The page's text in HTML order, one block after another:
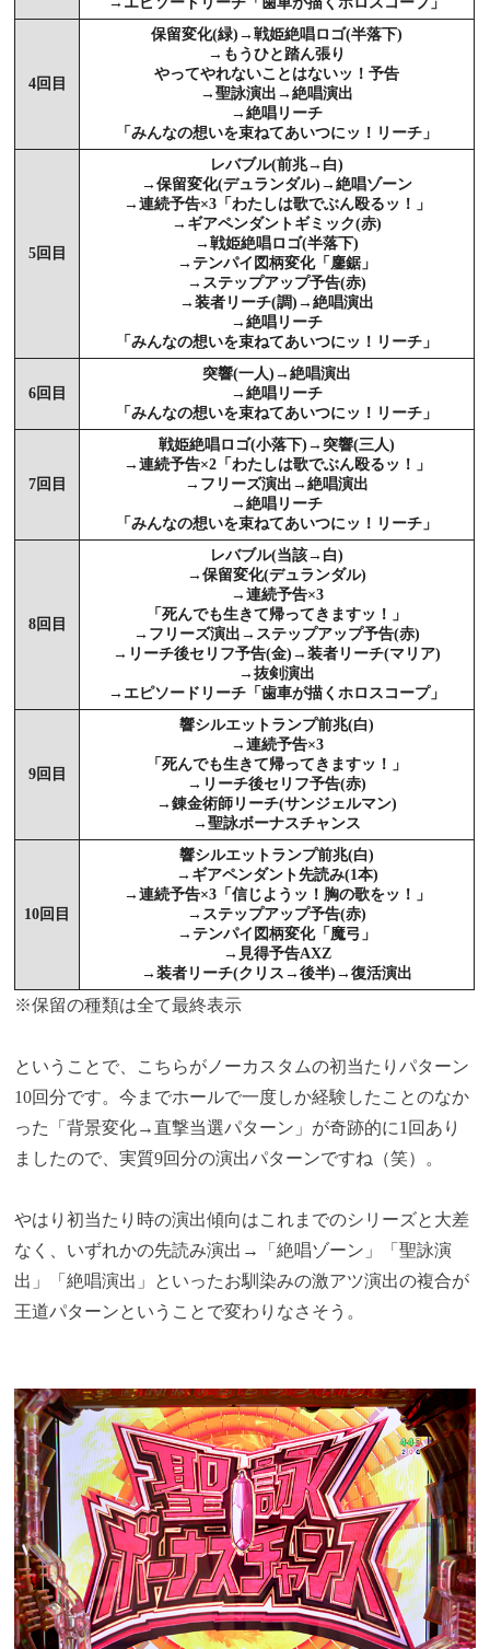
4回目
保留変化(緑)→戦姫絶唱ロゴ(半落下)
→もうひと踏ん張り
やってやれないことはないッ！予告
→聖詠演出→絶唱演出
→絶唱リーチ
「みんなの想いを束ねてあいつにッ！リーチ」
5回目
レバブル(前兆→白)
→保留変化(デュランダル)→絶唱ゾーン
→連続予告×3「わたしは歌でぶん殴るッ！」
→ギアペンダントギミック(赤)
→戦姫絶唱ロゴ(半落下)
→テンパイ図柄変化「鏖鋸」
→ステップアップ予告(赤)
→装者リーチ(調)→絶唱演出
→絶唱リーチ
「みんなの想いを束ねてあいつにッ！リーチ」
6回目
突響(一人)→絶唱演出
→絶唱リーチ
「みんなの想いを束ねてあいつにッ！リーチ」
7回目
戦姫絶唱ロゴ(小落下)→突響(三人)
→連続予告×2「わたしは歌でぶん殴るッ！」
→フリーズ演出→絶唱演出
→絶唱リーチ
「みんなの想いを束ねてあいつにッ！リーチ」
8回目
レバブル(当該→白)
→保留変化(デュランダル)
→連続予告×3
「死んでも生きて帰ってきますッ！」
→フリーズ演出→ステップアップ予告(赤)
→リーチ後セリフ予告(金)→装者リーチ(マリア)
→抜剣演出
→エピソードリーチ「歯車が描くホロスコープ」
9回目
響シルエットランプ前兆(白)
→連続予告×3
「死んでも生きて帰ってきますッ！」
→リーチ後セリフ予告(赤)
→錬金術師リーチ(サンジェルマン)
→聖詠ボーナスチャンス
10回目
響シルエットランプ前兆(白)
→ギアペンダント先読み(1本)
→連続予告×3「信じようッ！胸の歌をッ！」
→ステップアップ予告(赤)
→テンパイ図柄変化「魔弓」
→見得予告AXZ
→装者リーチ(クリス→後半)→復活演出
※保留の種類は全て最終表示
ということで、 こちらがノーカスタムの初当たりパターン
10回分です。今までホールで一度しか経験したことのなか
った「背景変化→直撃当選パターン」が奇跡的に1回あり
ましたので、実質9回分の演出パターンですね（笑）。
やはり初当たり時の演出傾向はこれまでのシリーズと大差
なく、いずれかの先読み演出→「絶唱ゾーン」「聖詠演
出」「絶唱演出」といったお馴染みの激アツ演出の複合が
王道パターンということで変わりなさそう。